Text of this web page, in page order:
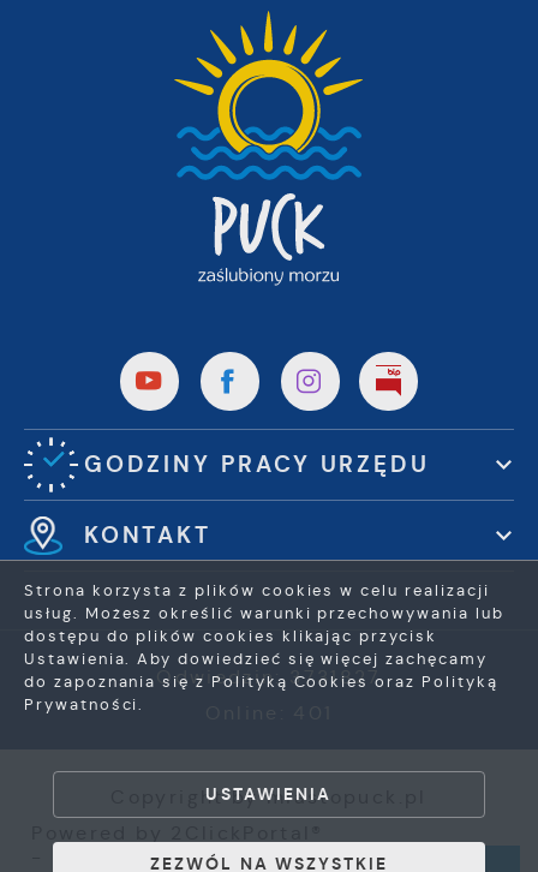
GODZINY PRACY URZĘDU
KONTAKT
Odwiedzin: 3731827
Copyright by miastopuck.pl
- Portale nowej generacji
Strona korzysta z plików cookies w celu realizacji
usług. Możesz określić warunki przechowywania lub
dostępu do plików cookies klikając przycisk
Ustawienia. Aby dowiedzieć się więcej zachęcamy
do zapoznania się z Polityką Cookies oraz Polityką
Prywatności.
USTAWIENIA
ZEZWÓL NA WSZYSTKIE
ZEZWÓL NA WSZYSTKIE